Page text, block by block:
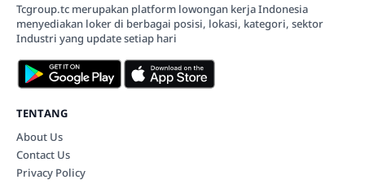
Tcgroup.tc merupakan platform lowongan kerja Indonesia
menyediakan loker di berbagai posisi, lokasi, kategori, sektor
Industri yang update setiap hari
TENTANG
About Us
Contact Us
Privacy Policy